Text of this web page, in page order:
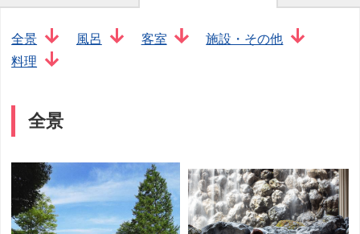
全景 風呂 客室
施設・その他
料理
全景